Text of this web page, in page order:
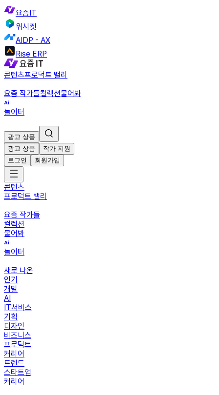
요즘IT
위시켓
AIDP - AX
Rise ERP
콘텐츠프로덕트 밸리
요즘 작가들컬렉션물어봐
놀이터
광고 상품
광고 상품
작가 지원
로그인
회원가입
콘텐츠
프로덕트 밸리
요즘 작가들
컬렉션
물어봐
놀이터
새로 나온
인기
개발
AI
IT서비스
기획
디자인
비즈니스
프로덕트
커리어
트렌드
스타트업
커리어